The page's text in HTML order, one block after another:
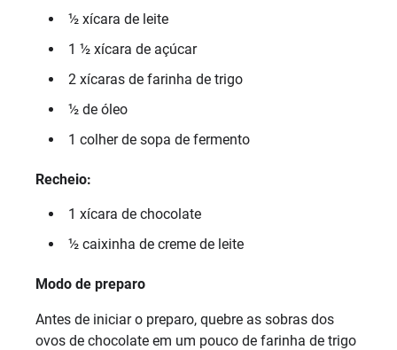
½ xícara de leite
1 ½ xícara de açúcar
2 xícaras de farinha de trigo
½ de óleo
1 colher de sopa de fermento
Recheio:
1 xícara de chocolate
½ caixinha de creme de leite
Modo de preparo
Antes de iniciar o preparo, quebre as sobras dos
ovos de chocolate em um pouco de farinha de trigo